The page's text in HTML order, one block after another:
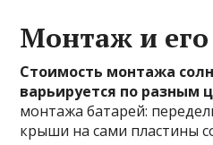
Монтаж и его
Стоимость монтажа
варьируется по разным
монтажа батарей:
крыши на сами пластины